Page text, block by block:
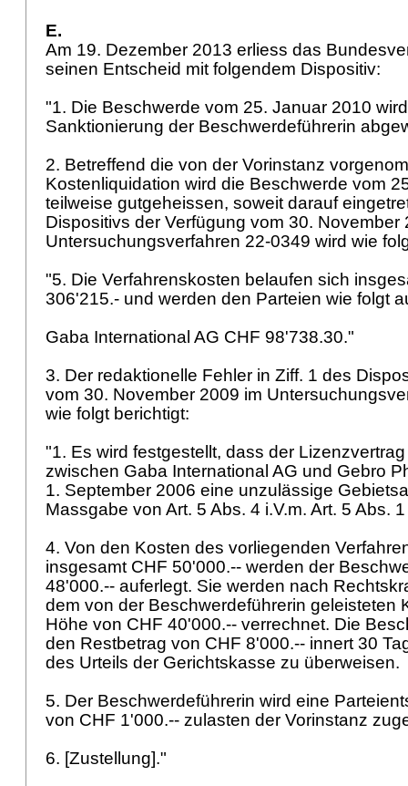
E.
Am 19. Dezember 2013 erliess das
seinen Entscheid mit folgendem Dispositiv:
"1. Die Beschwerde vom 25. Januar 2010
Sanktionierung der Beschwerdeführerin
2. Betreffend die von der Vorinstanz
Kostenliquidation wird die Beschwerde vom
teilweise gutgeheissen, soweit darauf
Dispositivs der Verfügung vom 30. November
Untersuchungsverfahren 22-0349 wird wie
"5. Die Verfahrenskosten belaufen sich
306'215.- und werden den Parteien wie folgt
Gaba International AG CHF 98'738.30."
3. Der redaktionelle Fehler in Ziff. 1 des
vom 30. November 2009 im
wie folgt berichtigt:
"1. Es wird festgestellt, dass der
zwischen Gaba International AG und Gebro
1. September 2006 eine unzulässige
Massgabe von Art. 5 Abs. 4 i.V.m. Art. 5 Abs.
4. Von den Kosten des vorliegenden
insgesamt CHF 50'000.-- werden der
48'000.-- auferlegt. Sie werden nach
dem von der Beschwerdeführerin geleisteten
Höhe von CHF 40'000.-- verrechnet. Die
den Restbetrag von CHF 8'000.-- innert 30
des Urteils der Gerichtskasse zu überweisen.
5. Der Beschwerdeführerin wird eine
von CHF 1'000.-- zulasten der Vorinstanz
6. [Zustellung]."